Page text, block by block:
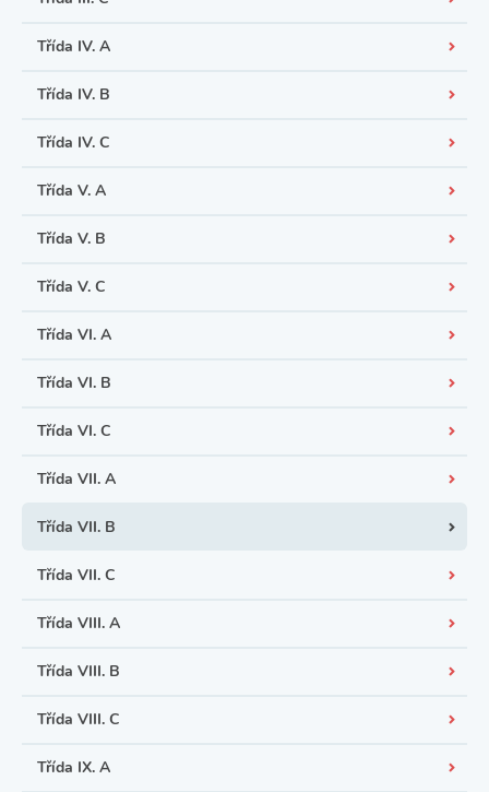
Třída IV. A
Třída IV. B
Třída IV. C
Třída V. A
Třída V. B
Třída V. C
Třída VI. A
Třída VI. B
Třída VI. C
Třída VII. A
Třída VII. B
Třída VII. C
Třída VIII. A
Třída VIII. B
Třída VIII. C
Třída IX. A